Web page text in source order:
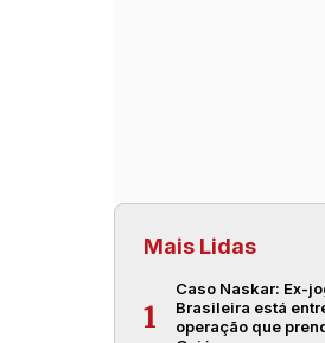
Mais Lidas
1
Caso Naskar: Ex-
Brasileira está
operação que